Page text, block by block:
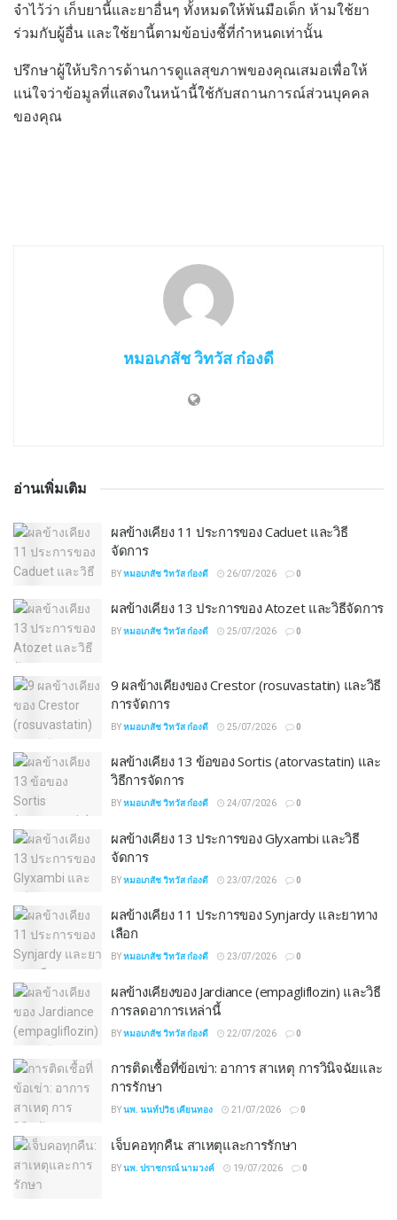
จำไว้ว่า เก็บยานี้และยาอื่นๆ ทั้งหมดให้พ้นมือเด็ก ห้ามใช้ยา
ร่วมกับผู้อื่น และใช้ยานี้ตามข้อบ่งชี้ที่กำหนดเท่านั้น
ปรึกษาผู้ให้บริการด้านการดูแลสุขภาพของคุณเสมอเพื่อให้
แน่ใจว่าข้อมูลที่แสดงในหน้านี้ใช้กับสถานการณ์ส่วนบุคคล
ของคุณ
หมอเภสัช วิทวัส ก๋องดี
อ่านเพิ่มเติม
ผลข้างเคียง 11 ประการของ Caduet และวิธี
จัดการ
BYหมอเภสัช วิทวัส ก๋องดี 26/07/2026 0
ผลข้างเคียง 13 ประการของ Atozet และวิธีจัดการ
BYหมอเภสัช วิทวัส ก๋องดี 25/07/2026 0
9 ผลข้างเคียงของ Crestor (rosuvastatin) และวิธี
การจัดการ
BYหมอเภสัช วิทวัส ก๋องดี 25/07/2026 0
ผลข้างเคียง 13 ข้อของ Sortis (atorvastatin) และ
วิธีการจัดการ
BYหมอเภสัช วิทวัส ก๋องดี 24/07/2026 0
ผลข้างเคียง 13 ประการของ Glyxambi และวิธี
จัดการ
BYหมอเภสัช วิทวัส ก๋องดี 23/07/2026 0
ผลข้างเคียง 11 ประการของ Synjardy และยาทาง
เลือก
BYหมอเภสัช วิทวัส ก๋องดี 23/07/2026 0
ผลข้างเคียงของ Jardiance (empagliflozin) และวิธี
การลดอาการเหล่านี้
BYหมอเภสัช วิทวัส ก๋องดี 22/07/2026 0
การติดเชื้อที่ข้อเข่า: อาการ สาเหตุ การวินิจฉัยและ
การรักษา
BYนพ. นนท์ปวิธ เคียนทอง 21/07/2026 0
เจ็บคอทุกคืน: สาเหตุและการรักษา
BYนพ. ปราชกรณ์ นามวงค์ 19/07/2026 0